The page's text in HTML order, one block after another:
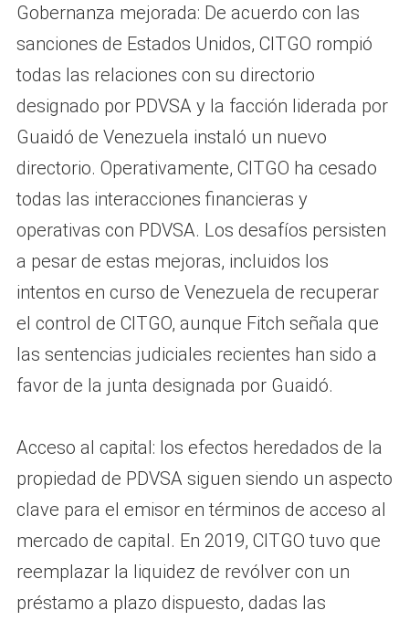
Gobernanza mejorada: De acuerdo con las
sanciones de Estados Unidos, CITGO rompió
todas las relaciones con su directorio
designado por PDVSA y la facción liderada por
Guaidó de Venezuela instaló un nuevo
directorio. Operativamente, CITGO ha cesado
todas las interacciones financieras y
operativas con PDVSA. Los desafíos persisten
a pesar de estas mejoras, incluidos los
intentos en curso de Venezuela de recuperar
el control de CITGO, aunque Fitch señala que
las sentencias judiciales recientes han sido a
favor de la junta designada por Guaidó.
Acceso al capital: los efectos heredados de la
propiedad de PDVSA siguen siendo un aspecto
clave para el emisor en términos de acceso al
mercado de capital. En 2019, CITGO tuvo que
reemplazar la liquidez de revólver con un
préstamo a plazo dispuesto, dadas las